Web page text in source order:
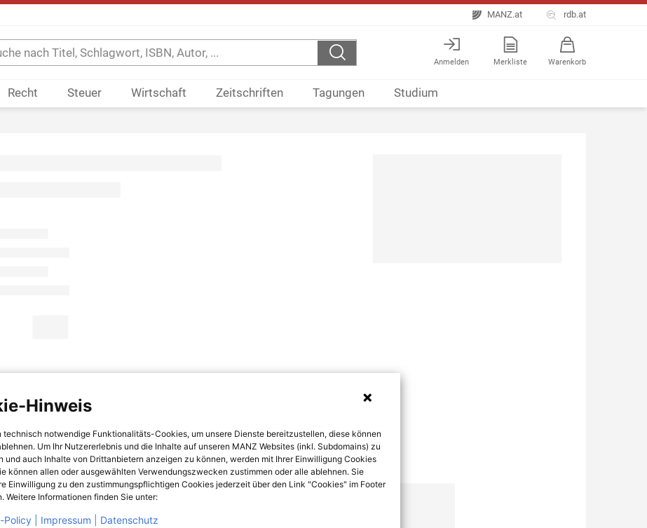
MANZ.at rdb.at
Anmelden Merkliste Warenkorb
Recht Steuer Wirtschaft Zeitschriften Tagungen Studium
Hinweis
technisch notwendige Funktionalitäts-Cookies, um unsere Dienste bereitzustellen, diese können
Um Ihr Nutzererlebnis und die Inhalte auf unseren MANZ Websites (inkl. Subdomains) zu
und auch Inhalte von Drittanbietern anzeigen zu können, werden mit Ihrer Einwilligung Cookies
können allen oder ausgewählten Verwendungszwecken zustimmen oder alle ablehnen. Sie
Einwilligung zu den zustimmungspflichtigen Cookies jederzeit über den Link "Cookies" im Footer
Weitere Informationen finden Sie unter:
| Impressum | Datenschutz